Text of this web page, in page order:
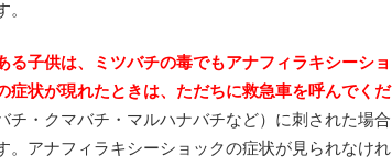
る子供は、ミツバチの毒でもアナフィラキシーショ
状が現れたときは、ただちに救急車を呼んでくだ
チ・クマバチ・マルハナバチなど）に刺された場合
。アナフィラキシーショックの症状が見られなけれ